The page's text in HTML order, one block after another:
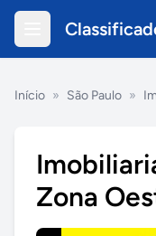
Início » São Paulo »
Zona